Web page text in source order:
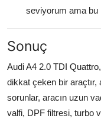
seviyorum ama bu
Sonuç
Audi A4 2.0 TDI
dikkat çeken bir araçtır,
sorunlar, aracın uzun
valfi, DPF filtresi, turbo